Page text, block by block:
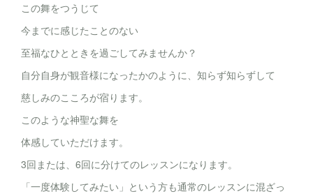
この舞をつうじて
今までに感じたことのない
至福なひとときを過ごしてみませんか？
自分自身が観音様になったかのように、知らず知らずして
慈しみのこころが宿ります。
このような神聖な舞を
体感していただけます。
3回または、6回に分けてのレッスンになります。
「一度体験してみたい」という方も通常のレッスンに混ざっ